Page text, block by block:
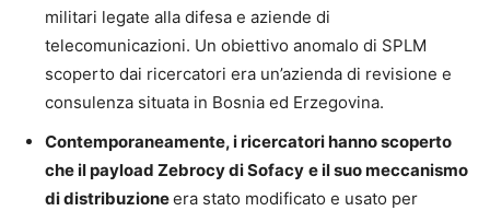
militari legate alla difesa e aziende di
telecomunicazioni. Un obiettivo anomalo di SPLM
scoperto dai ricercatori era un’azienda di revisione e
consulenza situata in Bosnia ed Erzegovina.
Contemporaneamente, i ricercatori hanno scoperto
che il payload Zebrocy di Sofacy e il suo meccanismo
di distribuzioneera stato modificato e usato per